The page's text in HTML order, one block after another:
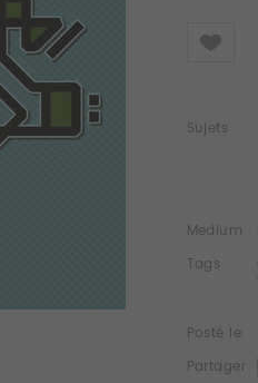
Like
Sujets
Medium
Tags
Posté le
Partager